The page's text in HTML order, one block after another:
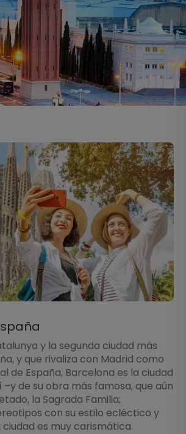
y la segunda ciudad más
y que rivaliza con Madrid como
de España, Barcelona es la ciudad
–y de su obra más famosa, que aún
la Sagrada Familia;
con su estilo ecléctico y
es muy carismática.